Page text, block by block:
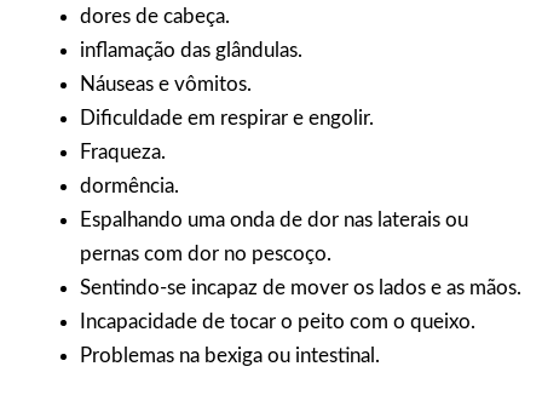
dores de cabeça.
inflamação das glândulas.
Náuseas e vômitos.
Dificuldade em respirar e engolir.
Fraqueza.
dormência.
Espalhando uma onda de dor nas laterais ou
pernas com dor no pescoço.
Sentindo-se incapaz de mover os lados e as mãos.
Incapacidade de tocar o peito com o queixo.
Problemas na bexiga ou intestinal.